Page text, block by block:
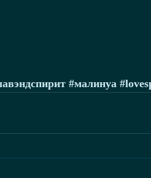
#малинуа